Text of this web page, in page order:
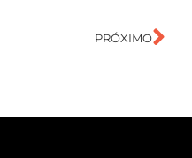
PRÓXIMO